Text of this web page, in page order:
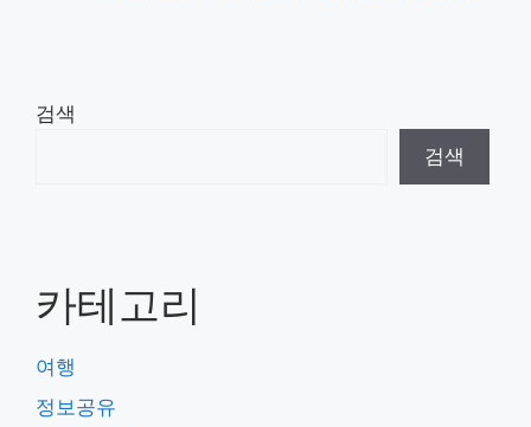
검색
검색
카테고리
여행
정보공유